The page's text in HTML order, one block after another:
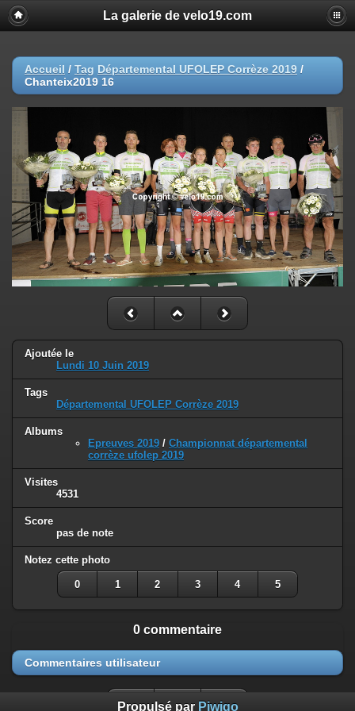
La galerie de velo19.com
Accueil / Tag Départemental UFOLEP Corrèze 2019 /
Chanteix2019 16
Ajoutée le
Lundi 10 Juin 2019
Tags
Départemental UFOLEP Corrèze 2019
Albums
Epreuves 2019 / Championnat départemental
corrèze ufolep 2019
Visites
4531
Score
pas de note
Notez cette photo
0 1 2 3 4 5
0 commentaire
Commentaires utilisateur
Propulsé par Piwigo